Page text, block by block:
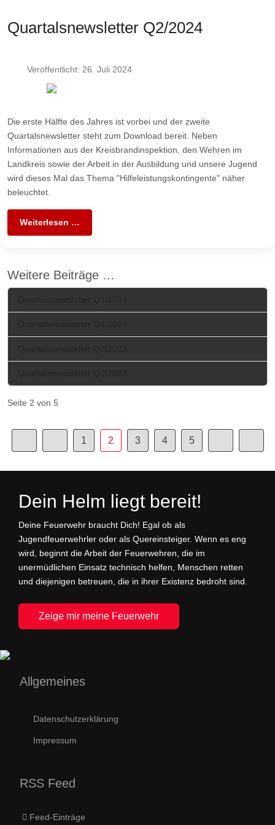
Quartalsnewsletter Q2/2024
Veröffentlicht: 26. Juli 2024
Die erste Hälfte des Jahres ist vorbei und der zweite
Quartalsnewsletter steht zum Download bereit. Neben
Informationen aus der Kreisbrandinspektion, den Wehren im
Landkreis sowie der Arbeit in der Ausbildung und unsere Jugend
wird dieses Mal das Thema "Hilfeleistungskontingente" näher
beleuchtet.
Weiterlesen …
Weitere Beiträge …
Seite 2 von 5
1 2 3 4 5
Dein Helm liegt bereit!
Deine Feuerwehr braucht Dich! Egal ob als
Jugendfeuerwehrler oder als Quereinsteiger. Wenn es eng
wird, beginnt die Arbeit der Feuerwehren, die im
unermüdlichen Einsatz technisch helfen, Menschen retten
und diejenigen betreuen, die in ihrer Existenz bedroht sind.
Zeige mir meine Feuerwehr
Allgemeines
Datenschutzerklärung
Impressum
RSS Feed
Feed-Einträge